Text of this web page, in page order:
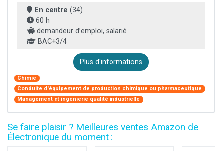
En centre (34)
60 h
demandeur d’emploi, salarié
BAC+3/4
Plus d'informations
Chimie
Conduite d'équipement de production chimique ou pharmaceutique
Management et ingénierie qualité industrielle
Se faire plaisir ? Meilleures ventes Amazon de
Électronique du moment :